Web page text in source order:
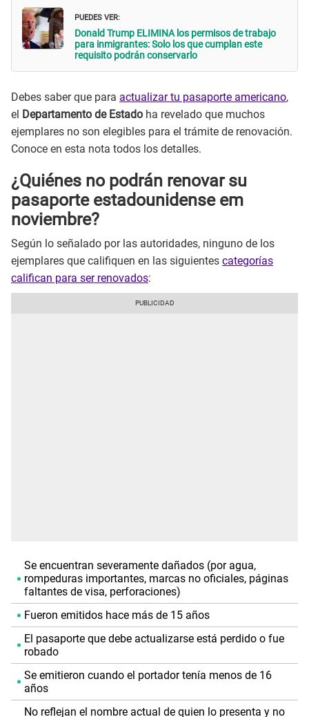
PUEDES VER:
Donald Trump ELIMINA los permisos de trabajo
para inmigrantes: Solo los que cumplan este
requisito podrán conservarlo
Debes saber que para actualizar tu pasaporte americano,
el Departamento de Estado ha revelado que muchos
ejemplares no son elegibles para el trámite de renovación.
Conoce en esta nota todos los detalles.
¿Quiénes no podrán renovar su
pasaporte estadounidense em
noviembre?
Según lo señalado por las autoridades, ninguno de los
ejemplares que califiquen en las siguientes categorías
califican para ser renovados:
Se encuentran severamente dañados (por agua,
rompeduras importantes, marcas no oficiales, páginas
faltantes de visa, perforaciones)
Fueron emitidos hace más de 15 años
El pasaporte que debe actualizarse está perdido o fue
robado
Se emitieron cuando el portador tenía menos de 16
años
No reflejan el nombre actual de quien lo presenta y no